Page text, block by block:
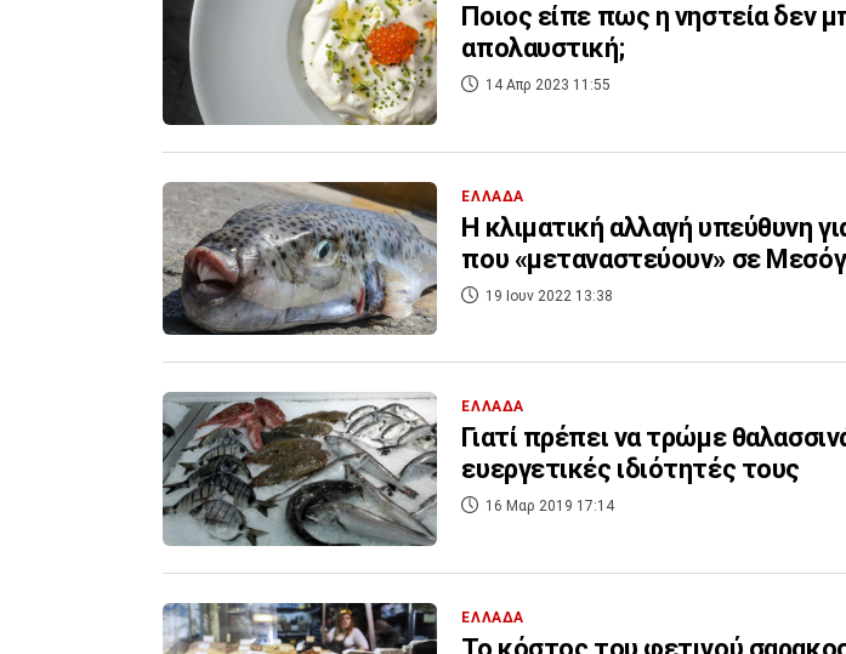
Ποιος είπε πως η νηστεία δεν
απολαυστική;
14 Απρ 2023 11:55
ΕΛΛΑΔΑ
Η κλιματική αλλαγή υπεύθυνη
που «μεταναστεύουν» σε
19 Ιουν 2022 13:38
ΕΛΛΑΔΑ
Γιατί πρέπει να τρώμε
ευεργετικές ιδιότητές τους
16 Μαρ 2019 17:14
ΕΛΛΑΔΑ